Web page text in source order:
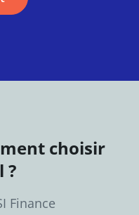
choisir
?
Finance